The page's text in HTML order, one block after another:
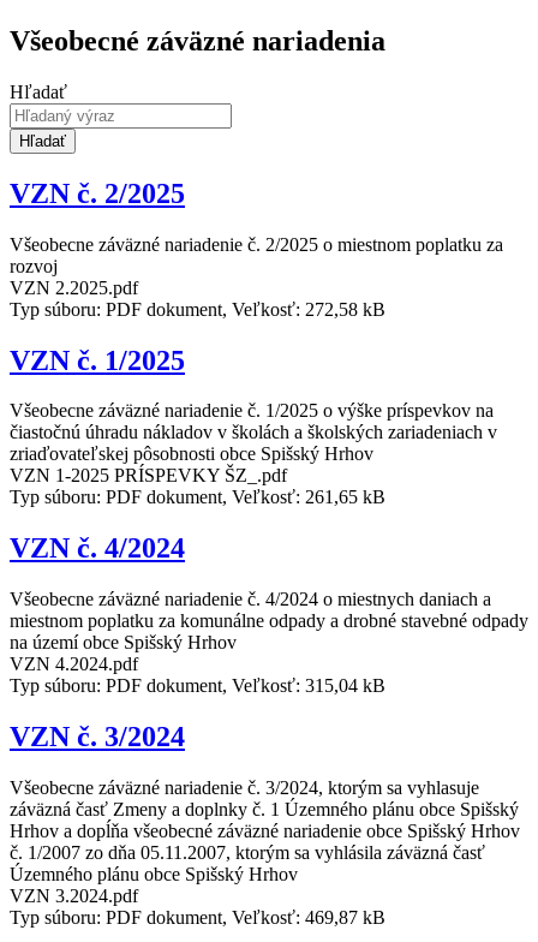
Všeobecné záväzné nariadenia
Hľadať
Hľadať
VZN č. 2/2025
Všeobecne záväzné nariadenie č. 2/2025 o miestnom poplatku za
rozvoj
VZN 2.2025.pdf
Typ súboru: PDF dokument, Veľkosť: 272,58 kB
VZN č. 1/2025
Všeobecne záväzné nariadenie č. 1/2025 o výške príspevkov na
čiastočnú úhradu nákladov v školách a školských zariadeniach v
zriaďovateľskej pôsobnosti obce Spišský Hrhov
VZN 1-2025 PRÍSPEVKY ŠZ_.pdf
Typ súboru: PDF dokument, Veľkosť: 261,65 kB
VZN č. 4/2024
Všeobecne záväzné nariadenie č. 4/2024 o miestnych daniach a
miestnom poplatku za komunálne odpady a drobné stavebné odpady
na území obce Spišský Hrhov
VZN 4.2024.pdf
Typ súboru: PDF dokument, Veľkosť: 315,04 kB
VZN č. 3/2024
Všeobecne záväzné nariadenie č. 3/2024, ktorým sa vyhlasuje
záväzná časť Zmeny a doplnky č. 1 Územného plánu obce Spišský
Hrhov a dopĺňa všeobecné záväzné nariadenie obce Spišský Hrhov
č. 1/2007 zo dňa 05.11.2007, ktorým sa vyhlásila záväzná časť
Územného plánu obce Spišský Hrhov
VZN 3.2024.pdf
Typ súboru: PDF dokument, Veľkosť: 469,87 kB